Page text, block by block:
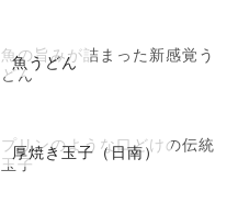
魚うどん
魚の旨みが詰まった新感覚う
どん
厚焼き玉子（日南）
プリンのような口どけの伝統
玉子